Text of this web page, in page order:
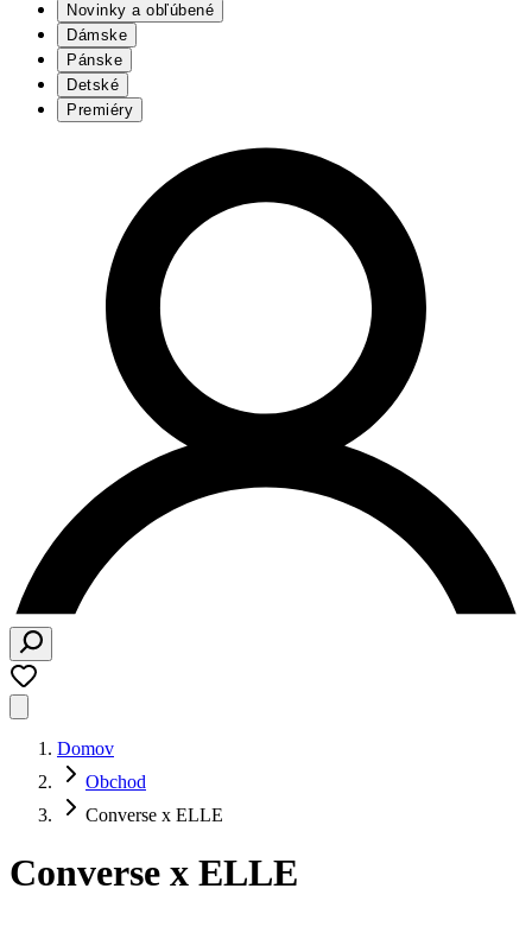
Novinky a obľúbené
Dámske
Pánske
Detské
Premiéry
Domov
Obchod
Converse x ELLE
Converse x ELLE